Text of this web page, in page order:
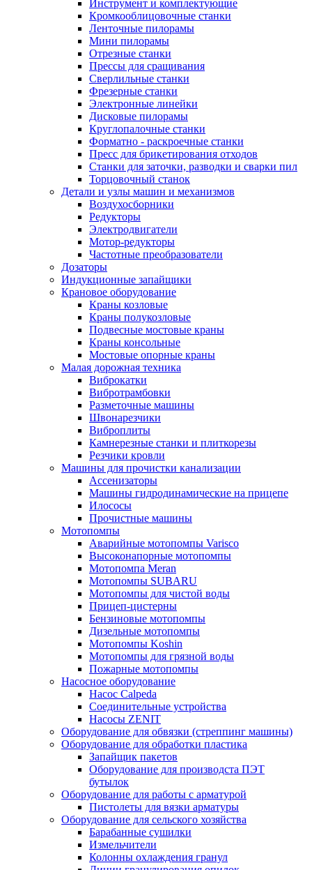
Инструмент и комплектующие
Кромкооблицовочные станки
Ленточные пилорамы
Мини пилорамы
Отрезные станки
Прессы для сращивания
Сверлильные станки
Фрезерные станки
Электронные линейки
Дисковые пилорамы
Круглопалочные станки
Форматно - раскроечные станки
Пресс для брикетирования отходов
Станки для заточки, разводки и сварки пил
Торцовочный станок
Детали и узлы машин и механизмов
Воздухосборники
Редукторы
Электродвигатели
Мотор-редукторы
Частотные преобразователи
Дозаторы
Индукционные запайщики
Крановое оборудование
Краны козловые
Краны полукозловые
Подвесные мостовые краны
Краны консольные
Мостовые опорные краны
Малая дорожная техника
Виброкатки
Вибротрамбовки
Разметочные машины
Швонарезчики
Виброплиты
Камнерезные станки и плиткорезы
Резчики кровли
Машины для прочистки канализации
Ассенизаторы
Машины гидродинамические на прицепе
Илососы
Прочистные машины
Мотопомпы
Аварийные мотопомпы Varisco
Высоконапорные мотопомпы
Мотопомпа Meran
Мотопомпы SUBARU
Мотопомпы для чистой воды
Прицеп-цистерны
Бензиновые мотопомпы
Дизельные мотопомпы
Мотопомпы Koshin
Мотопомпы для грязной воды
Пожарные мотопомпы
Насосное оборудование
Насос Calpeda
Соединительные устройства
Насосы ZENIT
Оборудование для обвязки (стреппинг машины)
Оборудование для обработки пластика
Запайщик пакетов
Оборудование для производста ПЭТ
бутылок
Оборудование для работы с арматурой
Пистолеты для вязки арматуры
Оборудование для сельского хозяйства
Барабанные сушилки
Измельчители
Колонны охлаждения гранул